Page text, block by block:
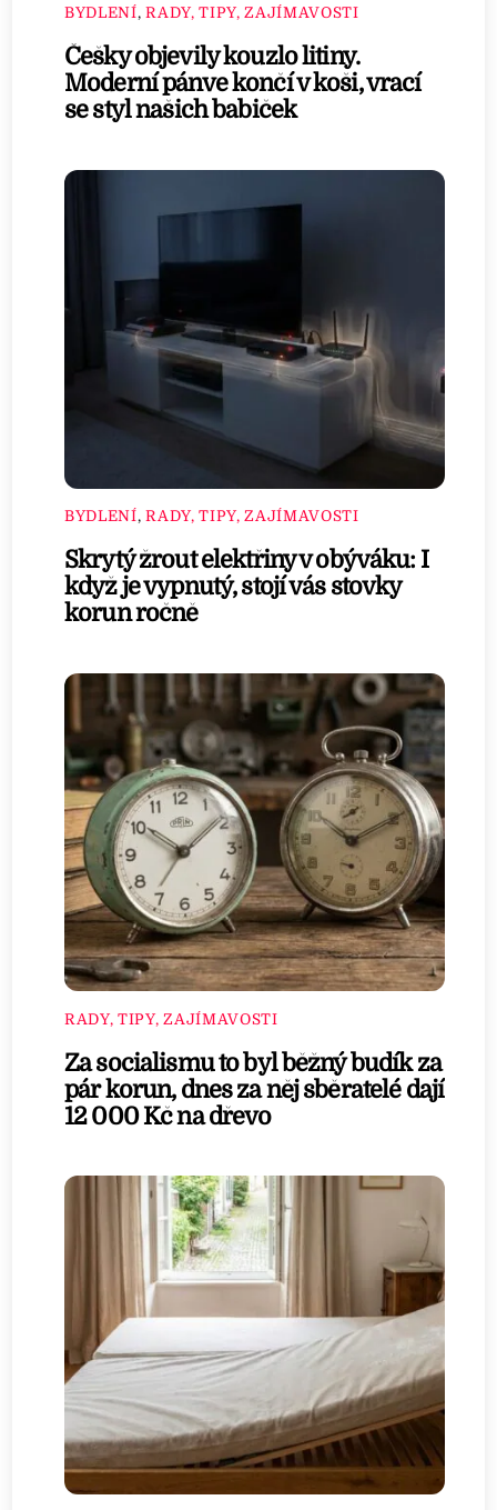
BYDLENÍ,RADY, TIPY, ZAJÍMAVOSTI
Češky objevily kouzlo litiny.
Moderní pánve končí v koši, vrací
se styl našich babiček
BYDLENÍ,RADY, TIPY, ZAJÍMAVOSTI
Skrytý žrout elektřiny v obýváku: I
když je vypnutý, stojí vás stovky
korun ročně
RADY, TIPY, ZAJÍMAVOSTI
Za socialismu to byl běžný budík za
pár korun, dnes za něj sběratelé dají
12 000 Kč na dřevo